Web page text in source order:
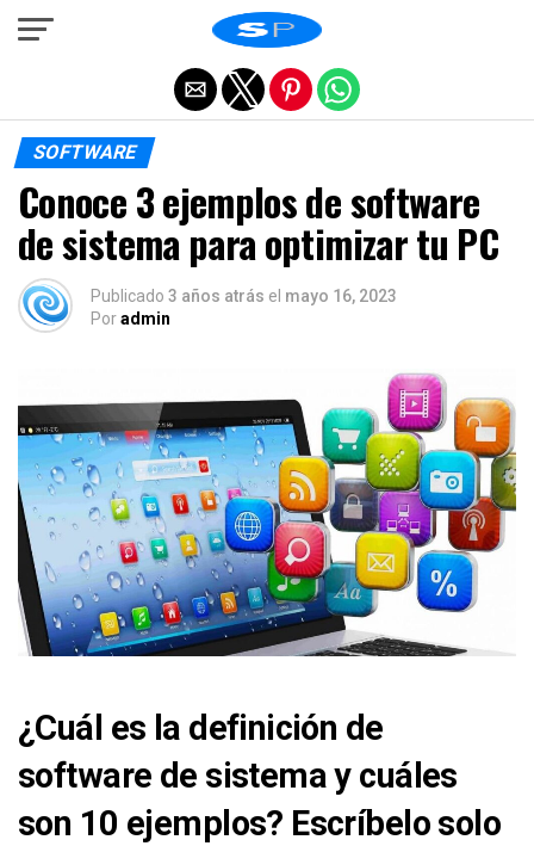
SOFTWARE
Conoce 3 ejemplos de software
de sistema para optimizar tu PC
Publicado 3 años atrás el mayo 16, 2023
Poradmin
¿Cuál es la definición de
software de sistema y cuáles
son 10 ejemplos? Escríbelo solo
Salir de la versión móvil